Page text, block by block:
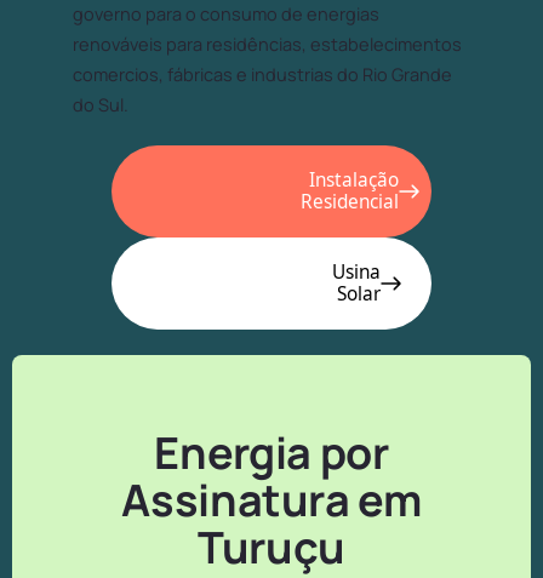
governo para o consumo de energias
renováveis para residências, estabelecimentos
comercios, fábricas e industrias do Rio Grande
do Sul.
Instalação
Residencial
Usina
Solar
Energia por
Assinatura em
Turuçu